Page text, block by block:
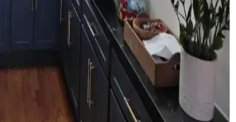
doğru kombinasyonlarla mekanlara
uyumsuz kullanımlarda eski moda ve
çıkabilir. Renk seçimi mekanın diğer
Raf Kullanımı ve